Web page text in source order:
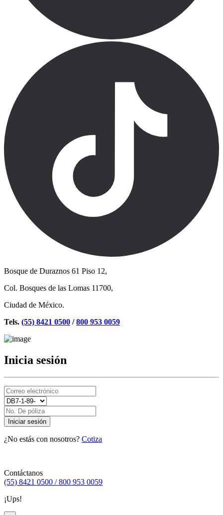
Bosque de Duraznos 61 Piso 12,
Col. Bosques de las Lomas 11700,
Ciudad de México.
Tels. (55) 8421 0500 /800 953 0059
Inicia sesión
Iniciar sesión
¿No estás con nosotros? Cotiza
Contáctanos
(55) 8421 0500 / 800 953 0059
¡Ups!